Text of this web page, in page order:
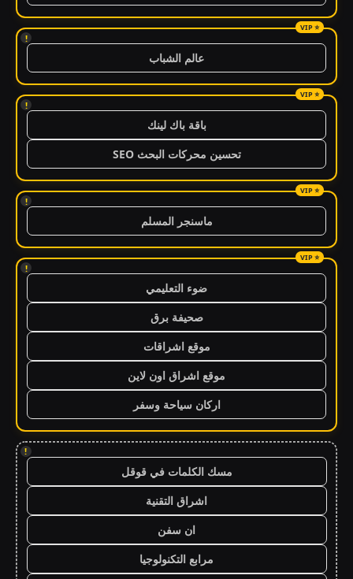
!
عالم الشباب
!
باقة باك لينك
تحسين محركات البحث SEO
!
ماسنجر المسلم
!
ضوء التعليمي
صحيفة برق
موقع اشراقات
موقع اشراق اون لاين
اركان سياحة وسفر
!
مسك الكلمات في قوقل
اشراق التقنية
ان سفن
مرابع التكنولوجيا